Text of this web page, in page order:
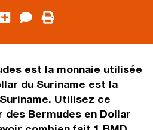
est la monnaie utilisée
du Suriname est la
Utilisez ce
Bermudes en Dollar